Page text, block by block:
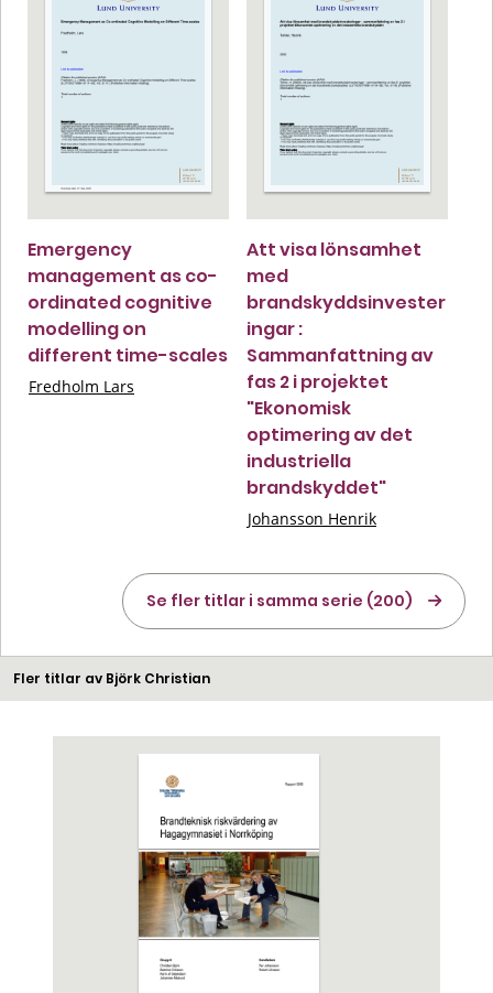
Emergency
management as co-
ordinated cognitive
modelling on
different time-scales
Fredholm Lars
Att visa lönsamhet
med
brandskyddsinvester
ingar :
Sammanfattning av
fas 2 i projektet
"Ekonomisk
optimering av det
industriella
brandskyddet"
Johansson Henrik
Se fler titlar i samma serie (200)
Fler titlar av Björk Christian